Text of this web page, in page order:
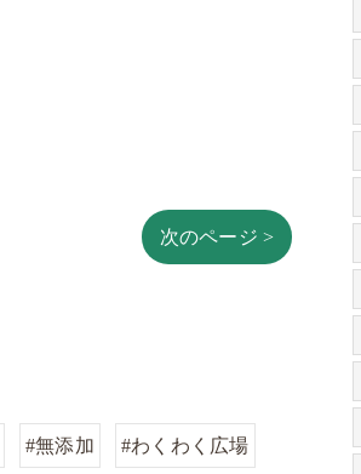
次のページ >
#無添加 #わくわく広場